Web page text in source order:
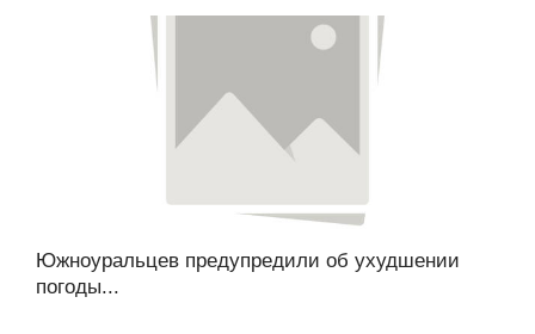
Южноуральцев предупредили об ухудшении
погоды...